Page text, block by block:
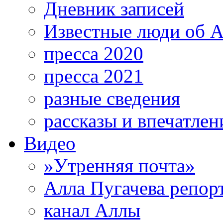
Дневник записей
Известные люди об
пресса 2020
пресса 2021
разные сведения
рассказы и
Видео
»Утренняя почта»
Алла Пугачева
канал Аллы